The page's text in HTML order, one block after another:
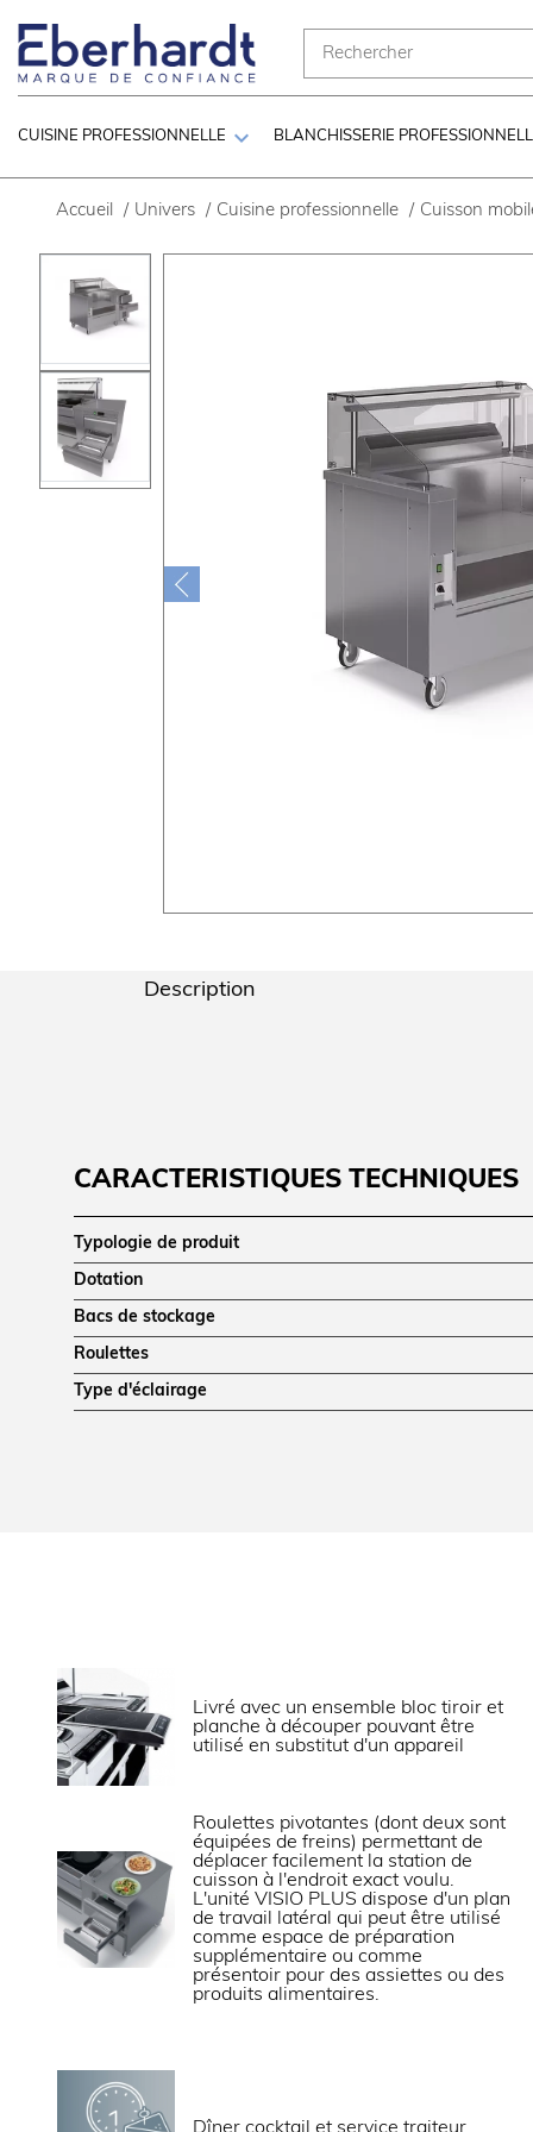
CUISINE PROFESSIONNELLE  BLANCHISSERIE
Accueil / Univers / Cuisine professionnelle / Cuisson
Description
CARACTÉRISTIQUES TECHNIQUES
Typologie de produit
Dotation
Bacs de stockage
Roulettes
Type d'éclairage
ALIMENTATION
Prises annexes en façade
Puissance électrique raccordée (kW)
LOGISTIQUE
Poids brut (kg)
Informations complémentaires
et créer des animations, même dans des
wok, brunch, grillades sur plancha, etc.
Deux tiroirs réfrigérés permettent
Livré avec un ensemble bloc tiroir et
planche à découper pouvant être
utilisé en substitut d'un appareil
Roulettes pivotantes (dont deux sont
équipées de freins) permettant de
déplacer facilement la station de
cuisson à l'endroit exact voulu.
L'unité VISIO PLUS dispose d'un plan
de travail latéral qui peut être utilisé
comme espace de préparation
supplémentaire ou comme
présentoir pour des assiettes ou des
produits alimentaires.